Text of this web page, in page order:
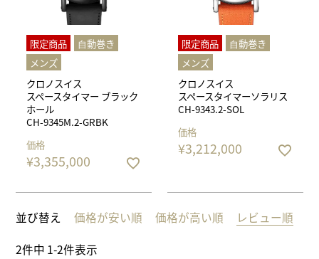
限定商品
⾃動巻き
メンズ
クロノスイス
スペースタイマー ブラック
ホール
CH-9345M.2-GRBK
価格
¥3,355,000
限定商品
⾃動巻き
メンズ
クロノスイス
スペースタイマーソラリス
CH-9343.2-SOL
価格
¥3,212,000
並び替え 価格が安い順 価格が高い順
レビュー順
2件中 1-2件表示